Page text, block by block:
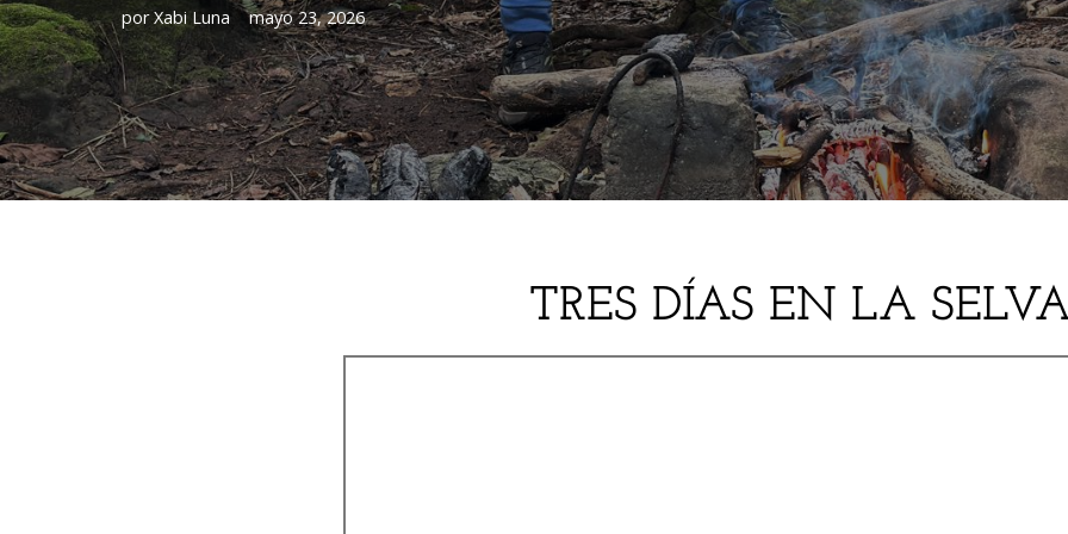
porXabi Luna mayo 23, 2026
TRES DÍAS EN LA